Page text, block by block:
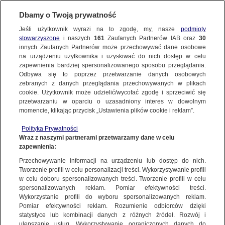
WARSZAWA
OKOLICE
To nie była pierwsza katastrofa samolotu
podczas Air Show w Radomiu
28.08.2025, 21:35
Dbamy o Twoją prywatność
Jeśli użytkownik wyrazi na to zgodę, my, nasze podmioty
stowarzyszone i naszych 161Zaufanych Partnerów IAB oraz 30
innych Zaufanych Partnerów może przechowywać dane osobowe
na urządzeniu użytkownika i uzyskiwać do nich dostęp w celu
zapewnienia bardziej spersonalizowanego sposobu przeglądania.
Odbywa się to poprzez przetwarzanie danych osobowych
zebranych z danych przeglądania przechowywanych w plikach
cookie. Użytkownik może udzielić/wycofać zgodę i sprzeciwić się
przetwarzaniu w oparciu o uzasadniony interes w dowolnym
momencie, klikając przycisk „Ustawienia plików cookie i reklam”.
Polityka Prywatności
Wraz z naszymi partnerami przetwarzamy dane w celu
zapewnienia:
Przechowywanie informacji na urządzeniu lub dostęp do nich.
Tworzenie profili w celu personalizacji treści. Wykorzystywanie profili
w celu doboru spersonalizowanych treści. Tworzenie profili w celu
spersonalizowanych reklam. Pomiar efektywności treści.
Wykorzystanie profili do wyboru spersonalizowanych reklam.
Pomiar efektywności reklam. Rozumienie odbiorców dzięki
statystyce lub kombinacji danych z różnych źródeł. Rozwój i